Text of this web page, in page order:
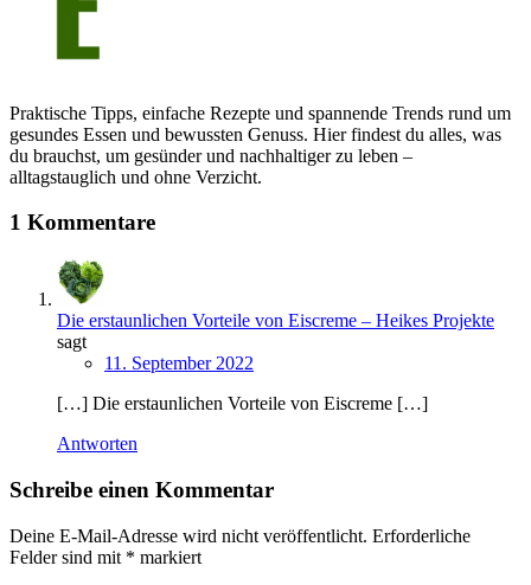
Praktische Tipps, einfache Rezepte und spannende Trends rund um
gesundes Essen und bewussten Genuss. Hier findest du alles, was
du brauchst, um gesünder und nachhaltiger zu leben –
alltagstauglich und ohne Verzicht.
1 Kommentare
Die erstaunlichen Vorteile von Eiscreme – Heikes Projekte
sagt
11. September 2022
[…] Die erstaunlichen Vorteile von Eiscreme […]
Antworten
Schreibe einen Kommentar
Deine E-Mail-Adresse wird nicht veröffentlicht. Erforderliche
Felder sind mit * markiert